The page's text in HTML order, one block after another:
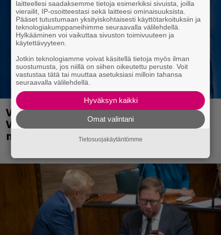
Valtava Yle 100 vuotta -tapahtuma
Veikkaus Arenalla syyskuussa – muista
myös metalliklassikot-konsertti
laitteellesi saadaksemme tietoja esimerkiksi sivuista, joilla
vierailit, IP-osoitteestasi sekä laitteesi ominaisuuksista.
Pääset tutustumaan yksityiskohtaisesti käyttötarkoituksiin ja
teknologiakumppaneihimme seuraavalla välilehdellä.
Hylkääminen voi vaikuttaa sivuston toimivuuteen ja
käytettävyyteen.
Jotkin teknologiamme voivat käsitellä tietoja myös ilman
suostumusta, jos niillä on siihen oikeutettu peruste. Voit
vastustaa tätä tai muuttaa asetuksiasi milloin tahansa
seuraavalla välilehdellä.
Hyväksyn kaikki
Omat valintani
Tietosuojakäytäntömme